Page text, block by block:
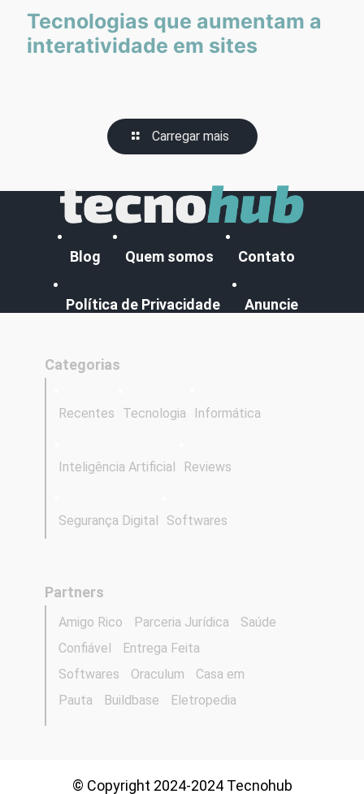
Tecnologias que aumentam a
interatividade em sites
Carregar mais
Blog Quem somos Contato
Política de Privacidade Anuncie
Categorias
Recentes Tecnologia Informática
Inteligência Artificial Reviews
Segurança Digital Softwares
Partners
Amigo Rico Parceria Jurídica
Saúde
Confiável
Entrega Feita
Softwares
Oraculum
Casa em
Pauta
Buildbase Eletropedia
© Copyright 2024-2024 Tecnohub